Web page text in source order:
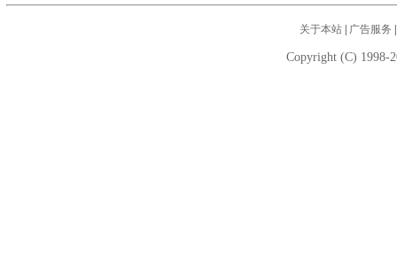
关于本站| 广告服务
Copyright (C) 1998-